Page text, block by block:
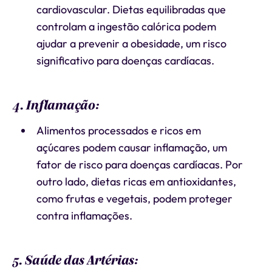
cardiovascular. Dietas equilibradas que
controlam a ingestão calórica podem
ajudar a prevenir a obesidade, um risco
significativo para doenças cardíacas.
4. Inflamação:
Alimentos processados e ricos em
açúcares podem causar inflamação, um
fator de risco para doenças cardíacas. Por
outro lado, dietas ricas em antioxidantes,
como frutas e vegetais, podem proteger
contra inflamações.
5. Saúde das Artérias: